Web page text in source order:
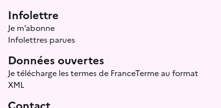
Infolettre
Je m’abonne
Infolettres parues
Données ouvertes
Je télécharge les termes de FranceTerme au format
XML
Contact